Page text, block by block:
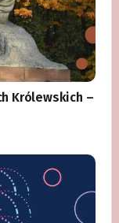
Królewskich –